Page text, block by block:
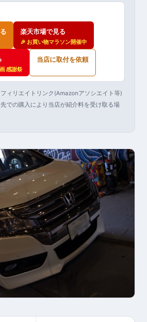
楽天市場で見る
🎉 お買い物マラソン開催中
感謝祭
当店に取付を依頼
フィリエイトリンク(Amazonアソシエイト等)
での購入により当店が紹介料を受け取る場